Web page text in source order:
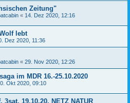
Zeitung"
« 14. Dez 2020, 12:16
lebt
Dez 2020, 11:36
« 29. Nov 2020, 12:26
im MDR 16.-25.10.2020
Okt 2020, 09:10
19.10.20, NETZ NATUR